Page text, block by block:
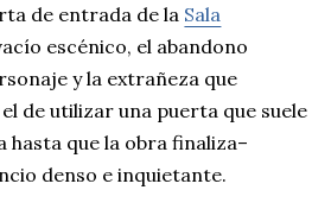
de entrada de la Sala
escénico, el abandono
y la extrañeza que
de utilizar una puerta que suele
que la obra finaliza–
denso e inquietante.